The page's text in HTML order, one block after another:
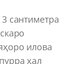
сантиметра
илова
ҳал